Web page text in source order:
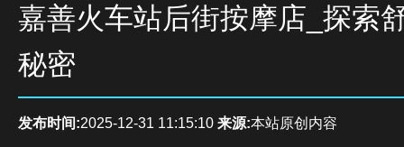
嘉善火车站后街按摩店_探索
秘密
发布时间:2025-12-31 11:15:10 来源:本站原创内容